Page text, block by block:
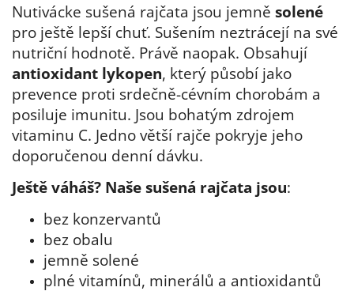
Nutivácke sušená rajčata jsou jemně solené
pro ještě lepší chuť. Sušením neztrácejí na své
nutriční hodnotě. Právě naopak. Obsahují
antioxidant lykopen, který působí jako
prevence proti srdečně-cévním chorobám a
posiluje imunitu. Jsou bohatým zdrojem
vitaminu C. Jedno větší rajče pokryje jeho
doporučenou denní dávku.
Ještě váháš? Naše sušená rajčata jsou:
bez konzervantů
bez obalu
jemně solené
plné vitamínů, minerálů a antioxidantů